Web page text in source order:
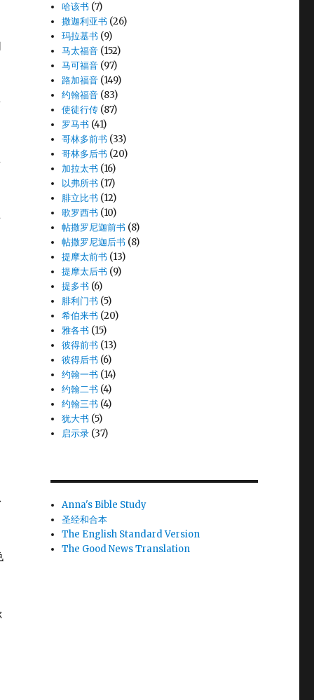
哈该书 (7)
撒迦利亚书 (26)
玛拉基书 (9)
马太福音 (152)
马可福音 (97)
路加福音 (149)
约翰福音 (83)
使徒行传 (87)
罗马书 (41)
哥林多前书 (33)
哥林多后书 (20)
加拉太书 (16)
以弗所书 (17)
腓立比书 (12)
歌罗西书 (10)
帖撒罗尼迦前书 (8)
帖撒罗尼迦后书 (8)
提摩太前书 (13)
提摩太后书 (9)
提多书 (6)
腓利门书 (5)
希伯来书 (20)
雅各书 (15)
彼得前书 (13)
彼得后书 (6)
约翰一书 (14)
约翰二书 (4)
约翰三书 (4)
犹大书 (5)
启示录 (37)
Anna's Bible Study
圣经和合本
The English Standard Version
The Good News Translation